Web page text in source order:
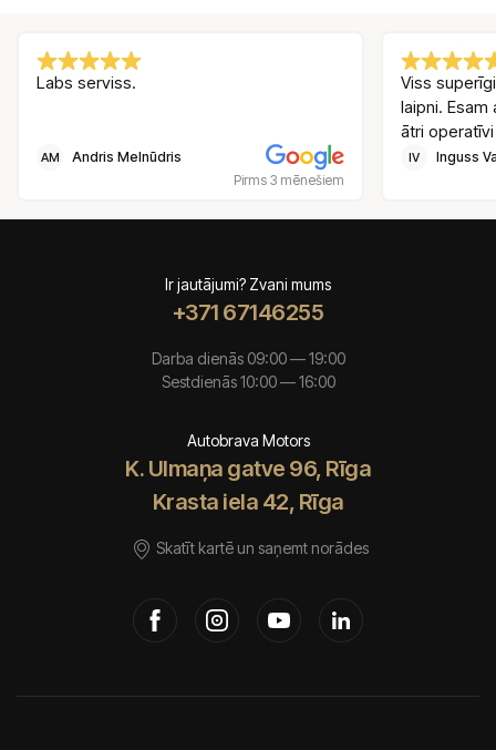
Labs serviss.
AM
Andris Melnūdris
Pirms 3 mēnešiem
Viss
laipni. Esam
ātri
IV Inguss
Ir jautājumi? Zvani mums
+371 67146255
Darba dienās 09:00 — 19:00
Sestdienās 10:00 — 16:00
Autobrava Motors
K. Ulmaņa gatve 96, Rīga
Krasta iela 42, Rīga
Skatīt kartē un saņemt norādes